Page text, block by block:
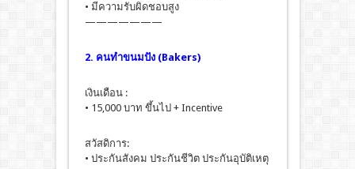
• มีความรับผิดชอบสูง
———————
2. คนทำขนมปัง (Bakers)
เงินเดือน :
• 15,000 บาท ขึ้นไป + Incentive
สวัสดิการ:
• ประกันสังคม ประกันชีวิต ประกันอุบัติเหตุ